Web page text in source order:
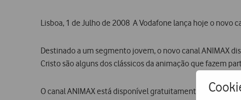
Lisboa, 1 de Julho de 2008  A Vodafone lança hoje o novo
Destinado a um segmento jovem, o novo canal ANIMAX
Cristo são alguns dos clássicos da animação que fazem
O canal ANIMAX está disponível gratuitamente para